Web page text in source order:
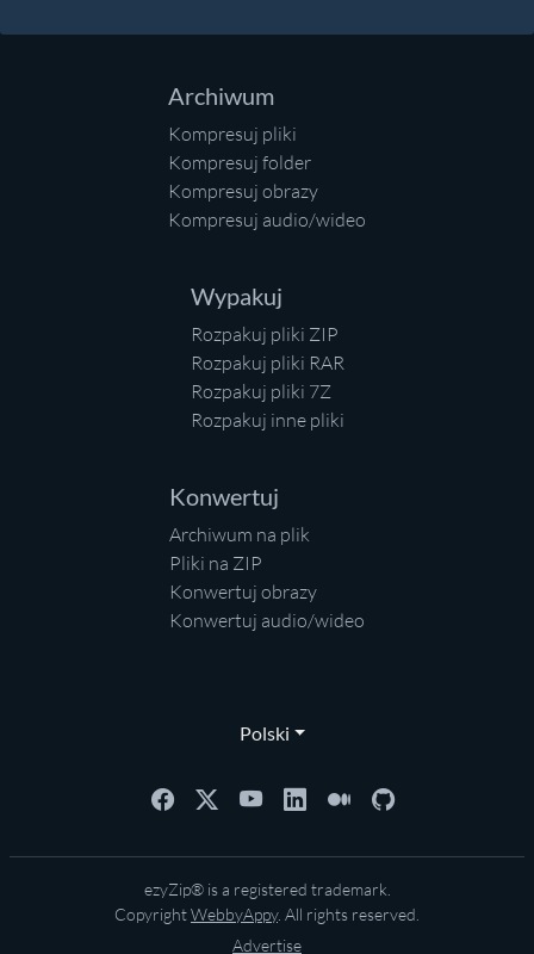
Archiwum
Kompresuj pliki
Kompresuj folder
Kompresuj obrazy
Kompresuj audio/wideo
Wypakuj
Rozpakuj pliki ZIP
Rozpakuj pliki RAR
Rozpakuj pliki 7Z
Rozpakuj inne pliki
Konwertuj
Archiwum na plik
Pliki na ZIP
Konwertuj obrazy
Konwertuj audio/wideo
Polski
ezyZip® is a registered trademark.
CopyrightWebbyAppy. All rights reserved.
Advertise